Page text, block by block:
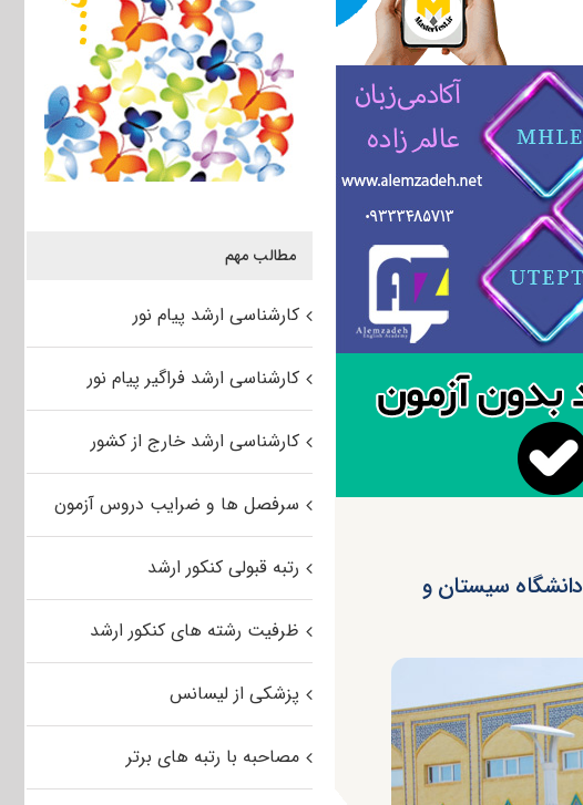
اعلام نتایج پذیرش کارشناسی ارشد بدون آزمون ۹۵ دانشگاه سیستان و
مطالب مهم
کارشناسی ارشد پیام نور
کارشناسی ارشد فراگیر پیام نور
کارشناسی ارشد خارج از کشور
سرفصل ها و ضرایب دروس آزمون
رتبه قبولی کنکور ارشد
ظرفیت رشته های کنکور ارشد
پزشکی از لیسانس
مصاحبه با رتبه های برتر